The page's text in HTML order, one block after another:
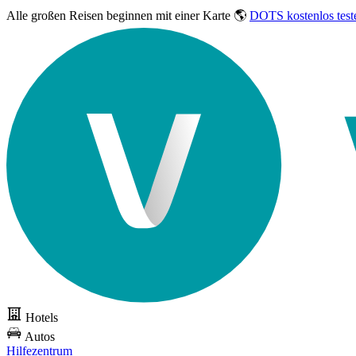
Alle großen Reisen beginnen mit einer Karte 🌎 DOTS kostenlos
Hotels
Autos
Hilfezentrum